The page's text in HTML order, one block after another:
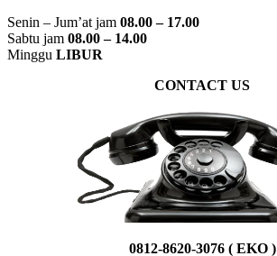
Senin – Jum’at jam 08.00 – 17.00
Sabtu jam 08.00 – 14.00
Minggu LIBUR
CONTACT US
0812-8620-3076 ( EKO )